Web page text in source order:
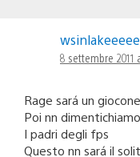
8 settembre 2011
Rage sará un giocone
Poi nn
I padri degli fps
Questo nn sará il